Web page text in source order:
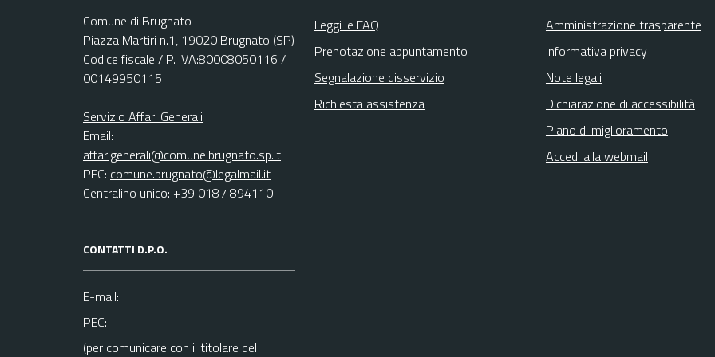
Comune di Brugnato
Piazza Martiri n.1, 19020 Brugnato (SP)
Codice fiscale / P. IVA:80008050116 /
00149950115
Servizio Affari Generali
Email:
affarigenerali@comune.brugnato.sp.it
PEC: comune.brugnato@legalmail.it
Centralino unico: +39 0187 894110
CONTATTI D.P.O.
E-mail:
PEC:
(per comunicare con il titolare del
Leggi le FAQ
Prenotazione appuntamento
Segnalazione disservizio
Richiesta assistenza
Amministrazione trasparente
Informativa privacy
Note legali
Dichiarazione di accessibilità
Piano di miglioramento
Accedi alla webmail